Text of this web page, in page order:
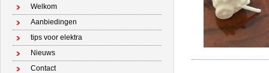
Welkom
Aanbiedingen
tips voor elektra
Nieuws
Contact